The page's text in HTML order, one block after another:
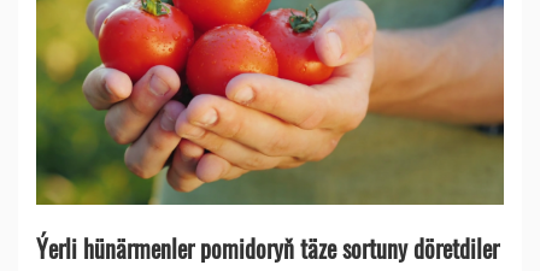
Ýerli hünärmenler pomidoryň täze sortuny döretdiler